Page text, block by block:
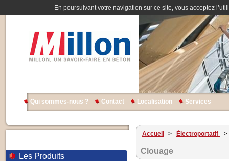
En poursuivant votre navigation sur ce site, vous acceptez
Qui sommes-nous ? Contact Localisation Services
Les Produits
Accueil > Électroportatif >
Clouage